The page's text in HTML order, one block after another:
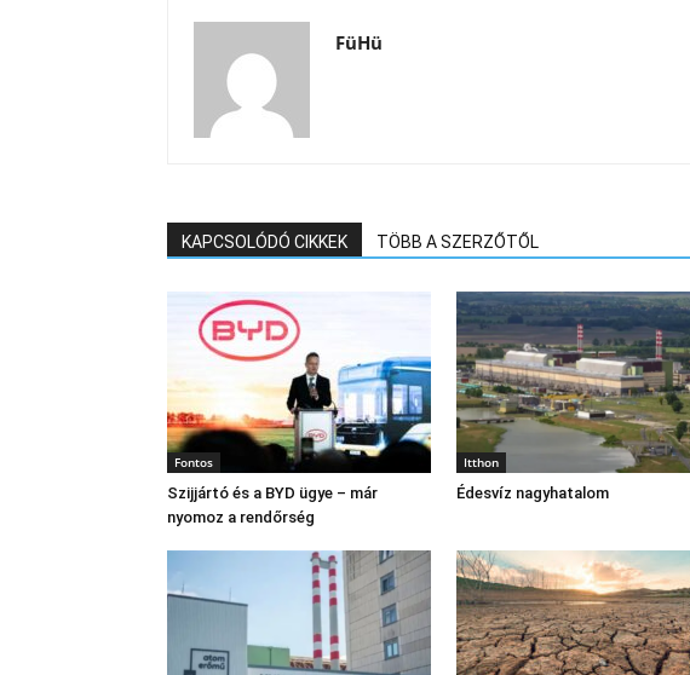
FüHü
KAPCSOLÓDÓ CIKKEK TÖBB A SZERZŐTŐL
Fontos
Szijjártó és a BYD ügye – már
nyomoz a rendőrség
Itthon
Édesvíz nagyhatalom